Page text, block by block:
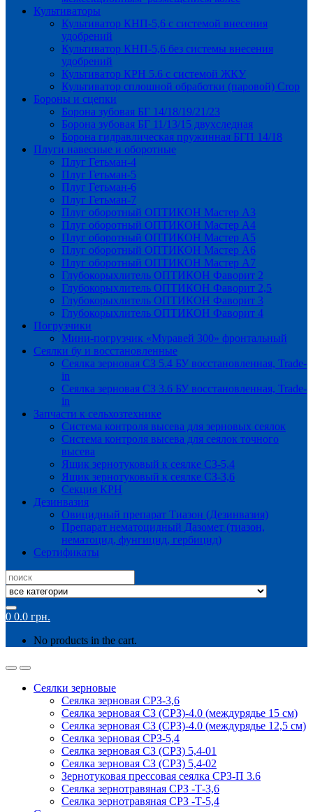
Культиваторы
Культиватор КНП-5,6 с системой внесения
удобрений
Культиватор КНП-5,6 без системы внесения
удобрений
Культиватор КРН 5.6 с системой ЖКУ
Культиватор сплошной обработки (паровой) Crop
Бороны и сцепки
Борона зубовая БГ 14/18/19/21/23
Борона зубовая БГ 11/13/15 двухследная
Борона гидравлическая пружинная БГП 14/18
Плуги навесные и оборотные
Плуг Гетьман-4
Плуг Гетьман-5
Плуг Гетьман-6
Плуг Гетьман-7
Плуг оборотный ОПТИКОН Мастер А3
Плуг оборотный ОПТИКОН Мастер А4
Плуг оборотный ОПТИКОН Мастер А5
Плуг оборотный ОПТИКОН Мастер А6
Плуг оборотный ОПТИКОН Мастер А7
Глубокорыхлитель ОПТИКОН Фаворит 2
Глубокорыхлитель ОПТИКОН Фаворит 2,5
Глубокорыхлитель ОПТИКОН Фаворит 3
Глубокорыхлитель ОПТИКОН Фаворит 4
Погрузчики
Мини-погрузчик «Муравей 300» фронтальный
Сеялки бу и восстановленные
Сеялка зерновая СЗ 5.4 БУ восстановленная, Trade-
in
Сеялка зерновая СЗ 3.6 БУ восстановленная, Trade-
in
Запчасти к сельхозтехнике
Система контроля высева для зерновых сеялок
Система контроля высева для сеялок точного
высева
Ящик зернотуковый к сеялке СЗ-5,4
Ящик зернотуковый к сеялке СЗ-3,6
Секция КРН
Дезинвазия
Овицидный препарат Тиазон (Дезинвазия)
Препарат нематоцидный Дазомет (тиазон,
нематоцид, фунгицид, гербицид)
Сертификаты
Search
for:
0 0.0 грн.
No products in the cart.
Сеялки зерновые
Сеялка зерновая СРЗ-3,6
Сеялка зерновая СЗ (СРЗ)-4.0 (междурядье 15 см)
Сеялка зерновая СЗ (СРЗ)-4.0 (междурядье 12,5 см)
Сеялка зерновая СРЗ-5,4
Сеялка зерновая СЗ (СРЗ) 5,4-01
Сеялка зерновая СЗ (СРЗ) 5,4-02
Зернотуковая прессовая сеялка СРЗ-П 3.6
Сеялка зернотравяная СРЗ -Т-3,6
Сеялка зернотравяная СРЗ -Т-5,4